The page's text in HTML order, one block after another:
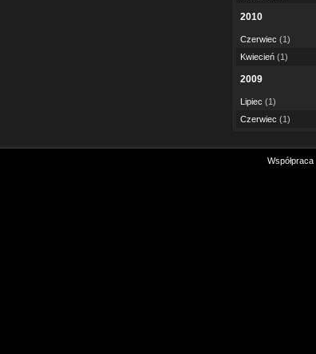
2010
Czerwiec (1)
Kwiecień (1)
2009
Lipiec (1)
Czerwiec (1)
Współpraca